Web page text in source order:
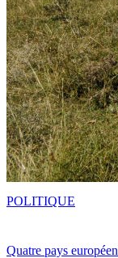
Quatre pays
POLITIQUE